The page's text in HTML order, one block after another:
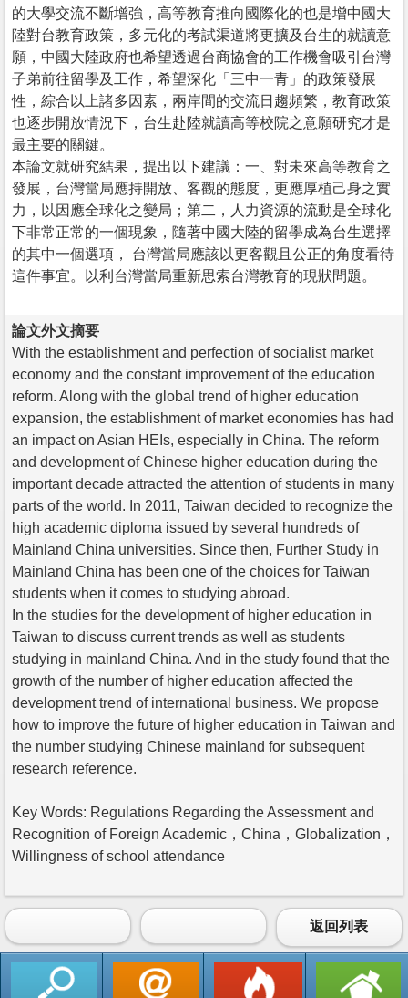
的大學交流不斷增強，高等教育推向國際化的也是增中國大
陸對台教育政策，多元化的考試渠道將更擴及台生的就讀意
願，中國大陸政府也希望透過台商協會的工作機會吸引台灣
子弟前往留學及工作，希望深化「三中一青」的政策發展
性，綜合以上諸多因素，兩岸間的交流日趨頻繁，教育政策
也逐步開放情況下，台生赴陸就讀高等校院之意願研究才是
最主要的關鍵。
本論文就研究結果，提出以下建議：一、對未來高等教育之
發展，台灣當局應持開放、客觀的態度，更應厚植己身之實
力，以因應全球化之變局；第二，人力資源的流動是全球化
下非常正常的一個現象，隨著中國大陸的留學成為台生選擇
的其中一個選項， 台灣當局應該以更客觀且公正的角度看待
這件事宜。以利台灣當局重新思索台灣教育的現狀問題。
論文外文摘要
With the establishment and perfection of socialist market
economy and the constant improvement of the education
reform. Along with the global trend of higher education
expansion, the establishment of market economies has had
an impact on Asian HEIs, especially in China. The reform
and development of Chinese higher education during the
important decade attracted the attention of students in many
parts of the world. In 2011, Taiwan decided to recognize the
high academic diploma issued by several hundreds of
Mainland China universities. Since then, Further Study in
Mainland China has been one of the choices for Taiwan
students when it comes to studying abroad.
In the studies for the development of higher education in
Taiwan to discuss current trends as well as students
studying in mainland China. And in the study found that the
growth of the number of higher education affected the
development trend of international business. We propose
how to improve the future of higher education in Taiwan and
the number studying Chinese mainland for subsequent
research reference.
Key Words: Regulations Regarding the Assessment and
Recognition of Foreign Academic，China，Globalization，
Willingness of school attendance
返回列表